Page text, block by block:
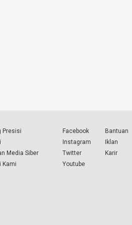
Presisi
Media Siber
Kami
Facebook
Instagram
Twitter
Youtube
Bantuan
Iklan
Karir